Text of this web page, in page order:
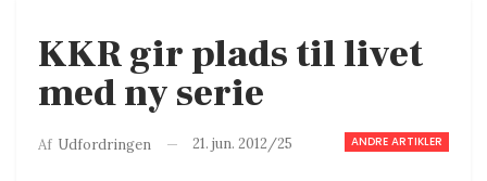
KKR gir plads til livet
med ny serie
ANDRE ARTIKLER
Af Udfordringen 21. jun. 2012/25